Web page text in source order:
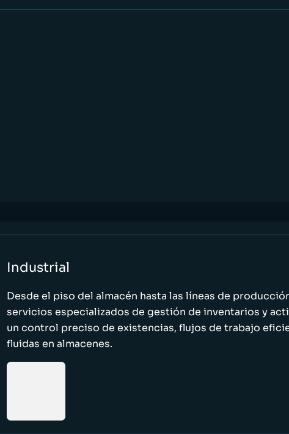
Industrial
Desde el piso del almacén hasta las líneas de
servicios especializados de gestión de inventarios y
un control preciso de existencias, flujos de trabajo
fluidas en almacenes.